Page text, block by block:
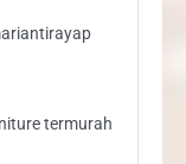
termurah